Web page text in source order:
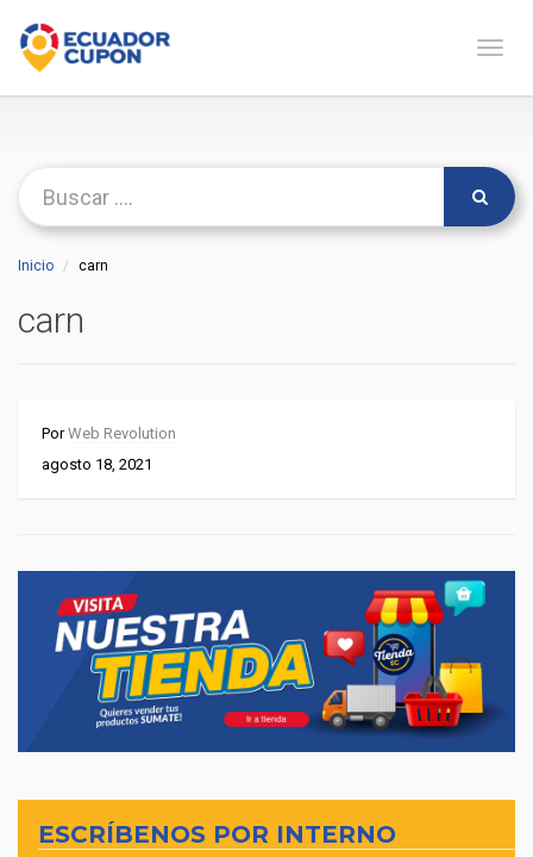
Inicio carn
carn
PorWeb Revolution
agosto 18, 2021
ESCRÍBENOS POR INTERNO